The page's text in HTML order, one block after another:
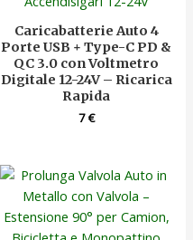
Caricabatterie Auto 4
Porte USB + Type-C PD &
QC 3.0 con Voltmetro
Digitale 12-24V – Ricarica
Rapida
7€